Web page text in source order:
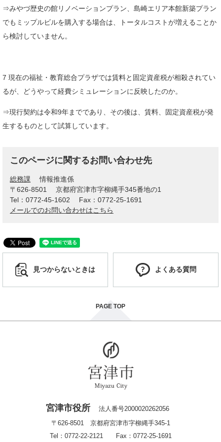
⇒みやづ歴史の館リノベーションプラン、島崎エリア本館新築プラン
でもミップルビルを購入する場合は、トータルコストが増えることか
ら検討していません。
7 現在の福祉・教育総合プラザでは賃料と固定資産税が相殺されてい
るが、どうやって経費シミュレーションに反映したのか。
⇒現行契約は令和9年までであり、その後は、賃料、固定資産税が発
生するものとして試算しています。
このページに関するお問い合わせ先
総務課
情報推進係
〒626-8501
京都府宮津市字柳縄手345番地の1
Tel：0772-45-1602
Fax：0772-25-1691
メールでのお問い合わせはこちら
見つからないときは よくある質問
PAGE TOP
宮津市役所
法人番号2000020262056
〒626-8501 京都府宮津市字柳縄手345-1
Tel：0772-22-2121 Fax：0772-25-1691